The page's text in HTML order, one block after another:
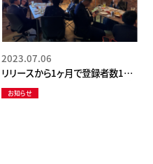
リリースから1ヶ月で登録者数100
名突破！フリーランス・副業人材が
集まるプロフェッショナルギルド
2023.07.06
お知らせ